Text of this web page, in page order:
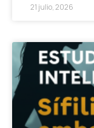
21 julio, 2026